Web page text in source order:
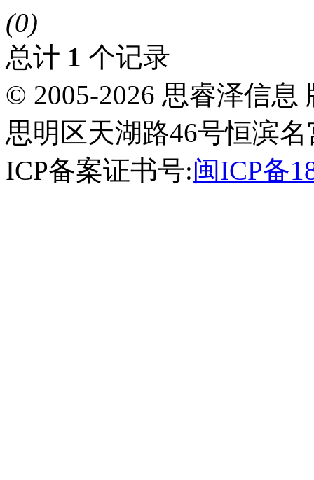
(0)
总计 1 个记录
© 2005-2026 思睿泽信
思明区天湖路46号恒滨名
ICP备案证书号:闽ICP备